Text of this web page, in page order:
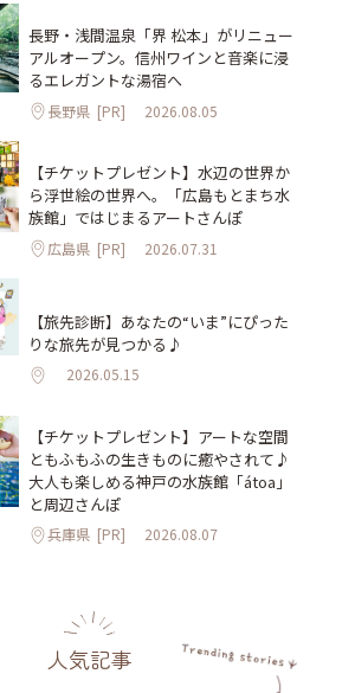
長野・浅間温泉「界 松本」がリニュー
アルオープン。信州ワインと音楽に浸
るエレガントな湯宿へ
長野県 [PR] 2026.08.05
【チケットプレゼント】水辺の世界か
ら浮世絵の世界へ。「広島もとまち水
族館」ではじまるアートさんぽ
広島県 [PR] 2026.07.31
【旅先診断】あなたの“いま”にぴった
りな旅先が見つかる♪
2026.05.15
【チケットプレゼント】アートな空間
ともふもふの生きものに癒やされて♪
大人も楽しめる神戸の水族館「átoa」
と周辺さんぽ
兵庫県 [PR] 2026.08.07
人気記事